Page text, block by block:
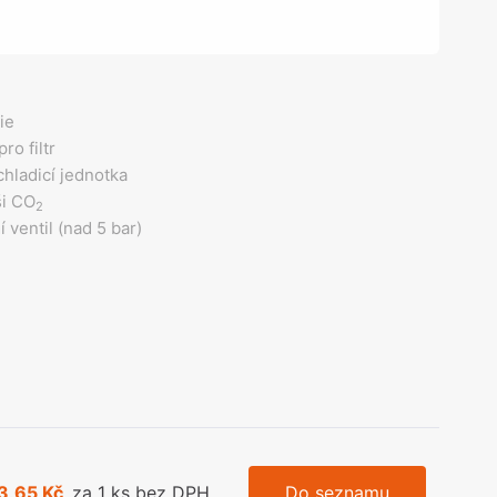
kování
filtr
jednotka
CO2
ventil (nad 5 bar)
Kč za 1 ks bez DPH Do seznamu